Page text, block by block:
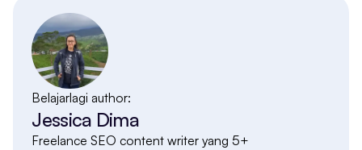
Belajarlagi author:
Jessica Dima
Freelance SEO content writer yang 5+